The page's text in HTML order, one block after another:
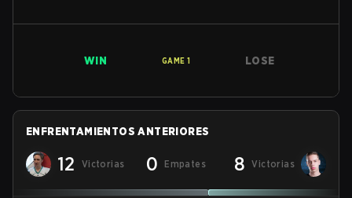
WIN GAME 1 LOSE
ENFRENTAMIENTOS ANTERIORES
12 Victorias 0 Empates 8 Victorias